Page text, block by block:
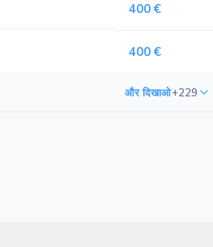
400 €
400 €
और दिखाओ+229